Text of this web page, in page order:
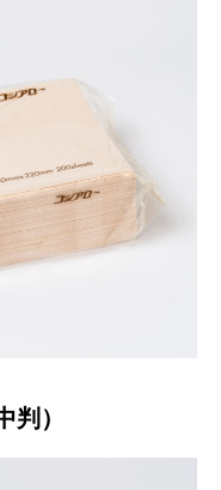
判）